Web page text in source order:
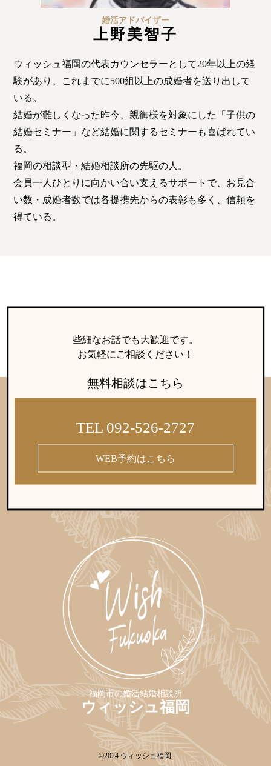
婚活アドバイザー
上野美智子
ウィッシュ福岡の代表カウンセラーとして20年以上の経
験があり、これまでに500組以上の成婚者を送り出して
いる。
結婚が難しくなった昨今、親御様を対象にした「子供の
結婚セミナー」など結婚に関するセミナーも喜ばれてい
る。
福岡の相談型・結婚相談所の先駆の人。
会員一人ひとりに向かい合い支えるサポートで、お見合
い数・成婚者数では各提携先からの表彰も多く、信頼を
得ている。
些細なお話でも大歓迎です。
お気軽にご相談ください！
無料相談はこちら
TEL 092-526-2727
WEB予約はこちら
福岡市の婚活結婚相談所
ウィッシュ福岡
©2024ウィッシュ福岡.